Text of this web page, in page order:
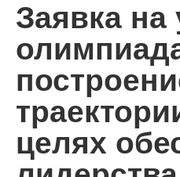
Заявка
целях